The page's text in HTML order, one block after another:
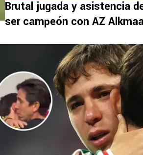
Brutal jugada y asistencia
ser campeón con AZ